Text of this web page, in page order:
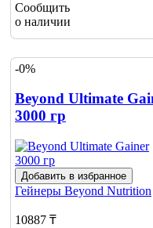
Сообщить
о наличии
-0%
Beyond Ultimate
3000 гр
Добавить в избранное
Гейнеры Beyond Nutrition
10887 ₸